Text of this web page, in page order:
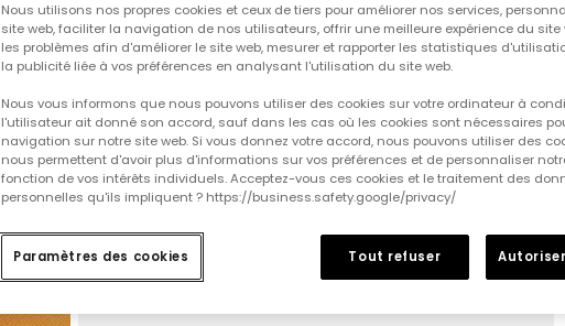
Nous utilisons nos propres cookies et ceux de tiers pour améliorer nos services,
site web, faciliter la navigation de nos utilisateurs, offrir une meilleure expérience du site
les problèmes afin d'améliorer le site web, mesurer et rapporter les statistiques
la publicité liée à vos préférences en analysant l'utilisation du site web.
Nous vous informons que nous pouvons utiliser des cookies sur votre ordinateur à
l'utilisateur ait donné son accord, sauf dans les cas où les cookies sont nécessaires
navigation sur notre site web. Si vous donnez votre accord, nous pouvons utiliser des
nous permettent d'avoir plus d'informations sur vos préférences et de personnaliser
fonction de vos intérêts individuels. Acceptez-vous ces cookies et le traitement des
personnelles qu'ils impliquent ? https://business.safety.google/privacy/
Paramètres des cookies Tout refuser